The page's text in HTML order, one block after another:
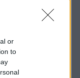
or
to